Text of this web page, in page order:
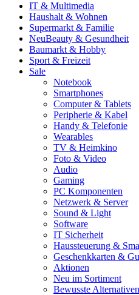
IT & Multimedia
Haushalt & Wohnen
Supermarkt & Familie
NeuBeauty & Gesundheit
Baumarkt & Hobby
Sport & Freizeit
Sale
Notebook
Smartphones
Computer & Tablets
Peripherie & Kabel
Handy & Telefonie
Wearables
TV & Heimkino
Foto & Video
Audio
Gaming
PC Komponenten
Netzwerk & Server
Sound & Light
Software
IT Sicherheit
Haussteuerung &
Geschenkkarten &
Aktionen
Neu im Sortiment
Bewusste Alternativen